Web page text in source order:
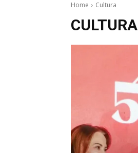
Home Cultura
CULTURA